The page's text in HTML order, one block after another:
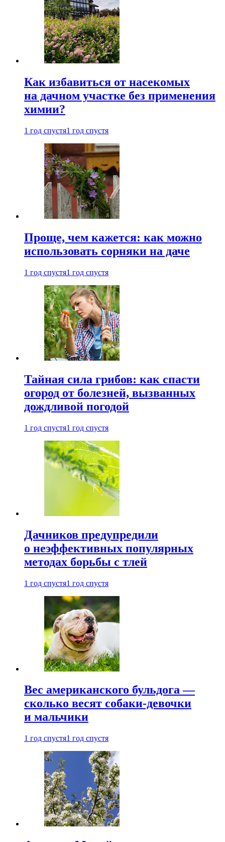
Как избавиться от насекомых
на дачном участке без применения
химии?
1 год спустя1 год спустя
Проще, чем кажется: как можно
использовать сорняки на даче
1 год спустя1 год спустя
Тайная сила грибов: как спасти
огород от болезней, вызванных
дождливой погодой
1 год спустя1 год спустя
Дачников предупредили
о неэффективных популярных
методах борьбы с тлей
1 год спустя1 год спустя
Вес американского бульдога —
сколько весят собаки-девочки
и мальчики
1 год спустя1 год спустя